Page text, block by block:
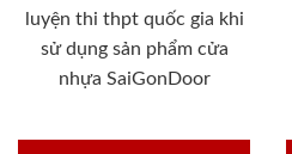
luyện thi thpt quốc gia khi
sử dụng sản phẩm cửa
nhựa SaiGonDoor